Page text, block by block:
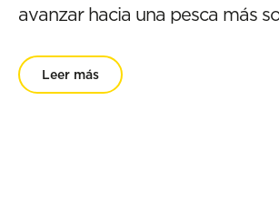
avanzar hacia una pesca más
Leer más